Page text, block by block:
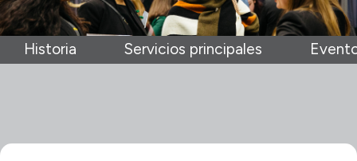
Historia Servicios principales